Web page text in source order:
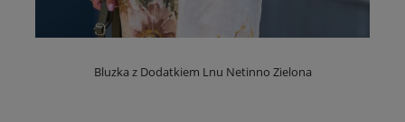
Bluzka z Dodatkiem Lnu Netinno Zielona